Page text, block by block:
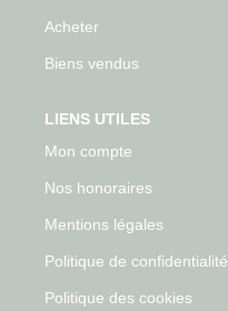
Acheter
Biens vendus
LIENS UTILES
Mon compte
Nos honoraires
Mentions légales
Politique de confidentialité
Politique des cookies